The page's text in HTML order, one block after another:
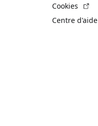
Cookies
Centre d'aide